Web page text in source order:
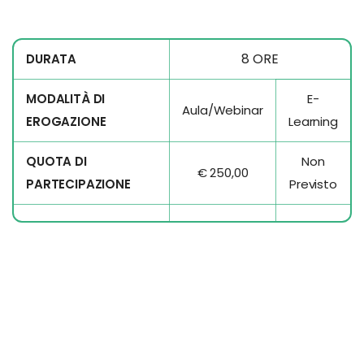
DURATA 8 ORE
MODALITÀ DI
EROGAZIONE
Aula/Webinar
E-
Learning
QUOTA DI
PARTECIPAZIONE
€ 250,00
Non
Previsto